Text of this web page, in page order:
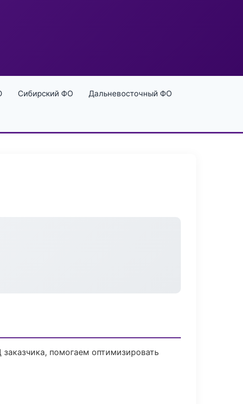
Сибирский ФО Дальневосточный ФО
помогаем оптимизировать